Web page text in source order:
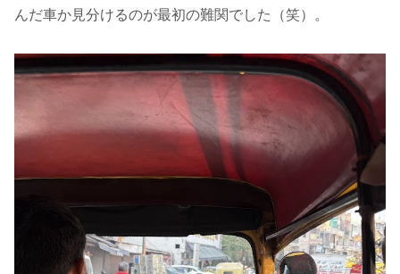
んだ車か見分けるのが最初の難関でした（笑）。